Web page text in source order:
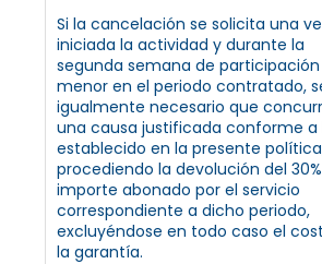
Si la cancelación se solicita una
iniciada la actividad y durante la
segunda semana de participación
menor en el periodo contratado,
igualmente necesario que
una causa justificada conforme a
establecido en la presente
procediendo la devolución del
importe abonado por el servicio
correspondiente a dicho periodo,
excluyéndose en todo caso el
la garantía.